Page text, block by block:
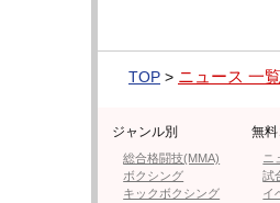
『RIZIN.52』では
プした。
次のページは
TOP > ニュース 一覧
ジャンル別
総合格闘技(MMA)
ボクシング
キックボクシング
無
ニ
試
イ